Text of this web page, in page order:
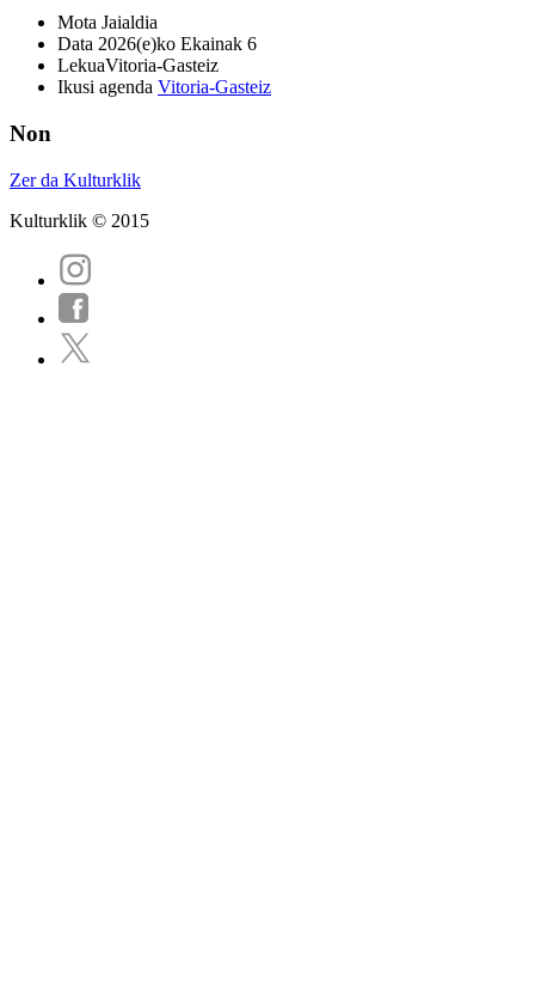
Mota Jaialdia
Data 2026(e)ko Ekainak 6
LekuaVitoria-Gasteiz
Ikusi agenda Vitoria-Gasteiz
Non
Zer da Kulturklik
Kulturklik © 2015